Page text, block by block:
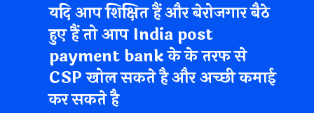
यदि आप शिक्षित हैं और बेरोजगार बैठे
हुए हैं तो आप India post
payment bank के के तरफ से
CSP खोल सकते है और अच्छी कमाई
कर सकते है